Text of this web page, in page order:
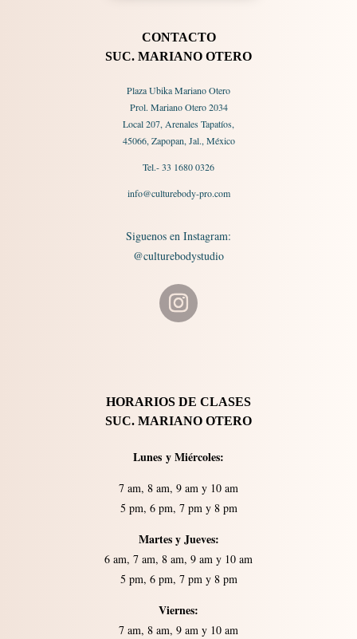
CONTACTO
SUC. MARIANO OTERO
Plaza Ubika Mariano Otero
Prol. Mariano Otero 2034
Local 207, Arenales Tapatíos,
45066, Zapopan, Jal., México
Tel.- 33 1680 0326
info@culturebody-pro.com
Siguenos en Instagram:
@culturebodystudio
HORARIOS DE CLASES
SUC. MARIANO OTERO
Lunes yMiércoles:
7 am, 8 am, 9 am y 10 am
5 pm, 6 pm, 7 pm y 8 pm
Martes y Jueves:
6 am, 7 am, 8 am, 9 am y 10 am
5 pm, 6 pm, 7 pm y 8 pm
Viernes:
7 am, 8 am, 9 am y 10 am